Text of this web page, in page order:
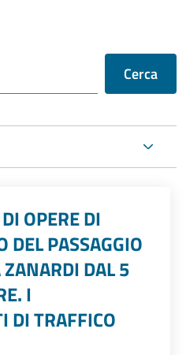
Cerca
OPERE DI
PASSAGGIO
DAL 5
I
DI TRAFFICO